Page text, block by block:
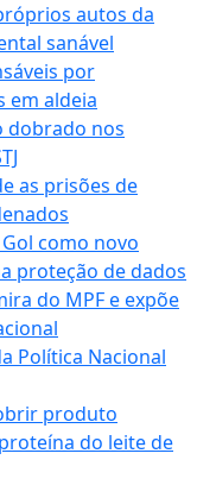
autos da
sanável
por
em aldeia
dobrado nos
as prisões de
como novo
proteção de dados
do MPF e expõe
Política Nacional
produto
do leite de